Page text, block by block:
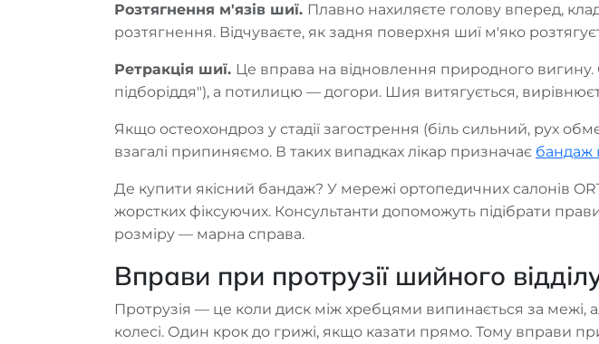
Розтягнення м'язів шиї. Плавно нахиляєте голову вперед,
розтягнення. Відчуваєте, як задня поверхня шиї м'яко
Ретракція шиї. Це вправа на відновлення природного вигину.
підборіддя"), а потилицю — догори. Шия витягується,
Якщо остеохондроз у стадії загострення (біль сильний, рух
взагалі припиняємо. В таких випадках лікар призначає бандаж
Де купити якісний бандаж? У мережі ортопедичних салонів
жорстких фіксуючих. Консультанти допоможуть підібрати
розміру — марна справа.
Вправи при протрузії шийного
Протрузія — це коли диск між хребцями випинається за межі,
колесі. Один крок до грижі, якщо казати прямо. Тому вправи